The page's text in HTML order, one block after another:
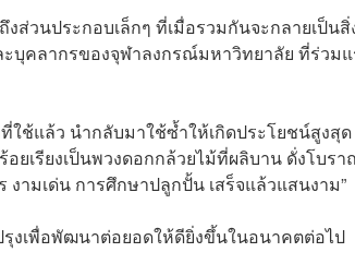
ส่วนประกอบเล็กๆ ที่เมื่อรวมกันจะกลายเป็นสิ่
บุคลากรของจุฬาลงกรณ์มหาวิทยาลัย ที่ร่วมแ
ช้แล้ว นำกลับมาใช้ซ้ำให้เกิดประโยชน์สูงสุด
ยเรียงเป็นพวงดอกกล้วยไม้ที่ผลิบาน ดั่งโบร
ามเด่น การศึกษาปลูกปั้น เสร็จแล้วแสนงาม”
งเพื่อพัฒนาต่อยอดให้ดียิ่งขึ้นในอนาคตต่อไป